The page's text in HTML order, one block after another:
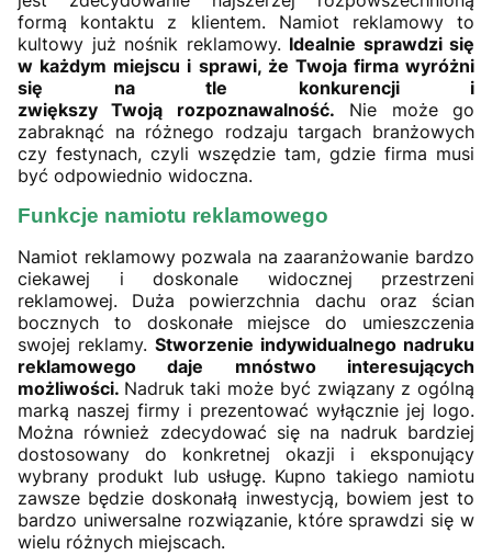
formą kontaktu z klientem. Namiot reklamowy to
kultowy już nośnik reklamowy. Idealnie sprawdzi się
w każdym miejscu i sprawi, że Twoja firma wyróżni
się na tle konkurencji i
zwiększy Twoją rozpoznawalność. Nie może go
zabraknąć na różnego rodzaju targach branżowych
czy festynach, czyli wszędzie tam, gdzie firma musi
być odpowiednio widoczna.
Funkcje namiotu reklamowego
Namiot reklamowy pozwala na zaaranżowanie bardzo
ciekawej i doskonale widocznej przestrzeni
reklamowej. Duża powierzchnia dachu oraz ścian
bocznych to doskonałe miejsce do umieszczenia
swojej reklamy. Stworzenie indywidualnego nadruku
reklamowego daje mnóstwo interesujących
możliwości. Nadruk taki może być związany z ogólną
marką naszej firmy i prezentować wyłącznie jej logo.
Można również zdecydować się na nadruk bardziej
dostosowany do konkretnej okazji i eksponujący
wybrany produkt lub usługę. Kupno takiego namiotu
zawsze będzie doskonałą inwestycją, bowiem jest to
bardzo uniwersalne rozwiązanie, które sprawdzi się w
wielu różnych miejscach.